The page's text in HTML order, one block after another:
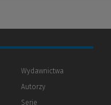
Wydawnictwa
Autorzy
Serie